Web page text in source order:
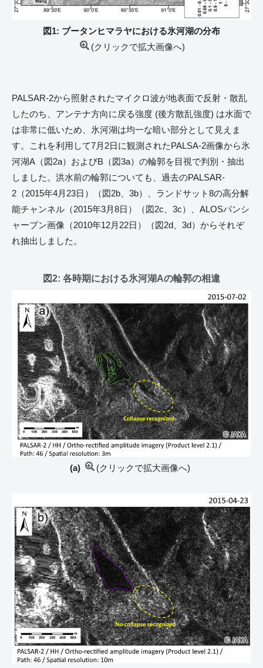
図1: ブータンヒマラヤにおける氷河湖の分布
(クリックで拡大画像へ)
PALSAR-2から照射されたマイクロ波が地表面で反射・散乱
したのち、アンテナ方向に戻る強度 (後方散乱強度) は水面で
は非常に低いため、氷河湖は均一な暗い部分として見えま
す。これを利用して7月2日に観測されたPALSA-2画像から氷
河湖A（図2a）およびB（図3a）の輪郭を目視で判別・抽出
しました。洪水前の輪郭についても、過去のPALSAR-
2（2015年4月23日）（図2b、3b）、ランドサット8の高分解
能チャンネル（2015年3月8日）（図2c、3c）、ALOSパンシ
ャープン画像（2010年12月22日）（図2d、3d）からそれぞ
れ抽出しました。
図2: 各時期における氷河湖Aの輪郭の相違
(a) (クリックで拡大画像へ)